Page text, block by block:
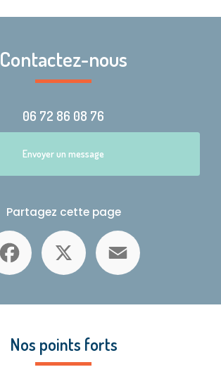
Contactez-nous
06 72 86 08 76
Envoyer un message
Partagez cette page
Facebook
Nos points forts